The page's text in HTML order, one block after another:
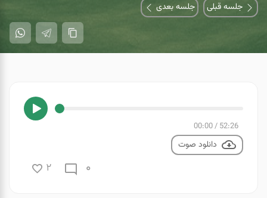
جلسه قبلی جلسه بعدی
52:26
/
00:00
دانلود صوت
0
2